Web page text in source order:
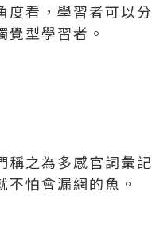
度看，學習者可以
覺型學習者。
稱之為多感官詞彙
不怕會漏網的魚。